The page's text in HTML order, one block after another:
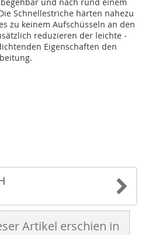
und nach rund einem
Schnellestriche härten nahezu
zu keinem Aufschüsseln an den
reduzieren der leichte
Eigenschaften den
Artikel erschien in